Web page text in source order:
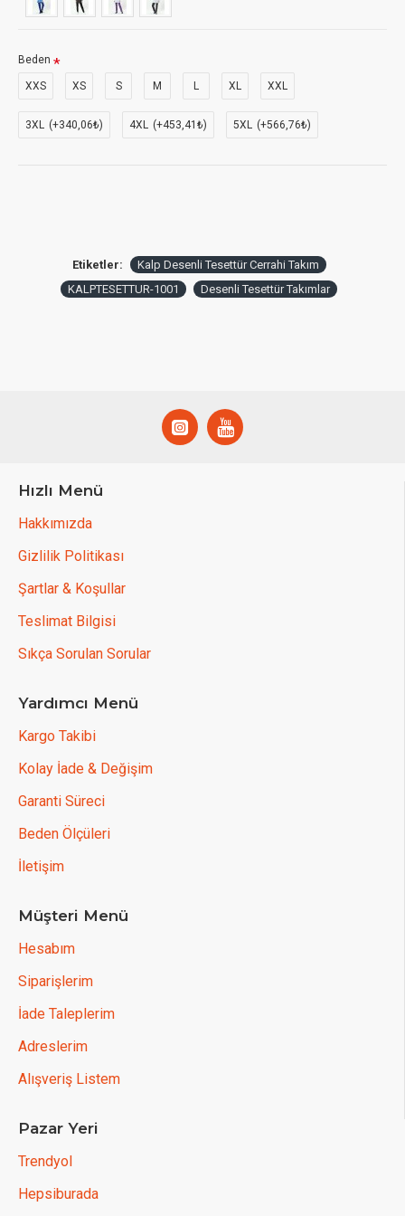
Beden
XXS XS S M L XL XXL
3XL (+340,06₺) 4XL (+453,41₺) 5XL (+566,76₺)
Etiketler:
Kalp Desenli Tesettür Cerrahi Takım
KALPTESETTUR-1001
Desenli Tesettür Takımlar
Hızlı Menü
Hakkımızda
Gizlilik Politikası
Şartlar & Koşullar
Teslimat Bilgisi
Sıkça Sorulan Sorular
Yardımcı Menü
Kargo Takibi
Kolay İade & Değişim
Garanti Süreci
Beden Ölçüleri
İletişim
Müşteri Menü
Hesabım
Siparişlerim
İade Taleplerim
Adreslerim
Alışveriş Listem
Pazar Yeri
Trendyol
Hepsiburada